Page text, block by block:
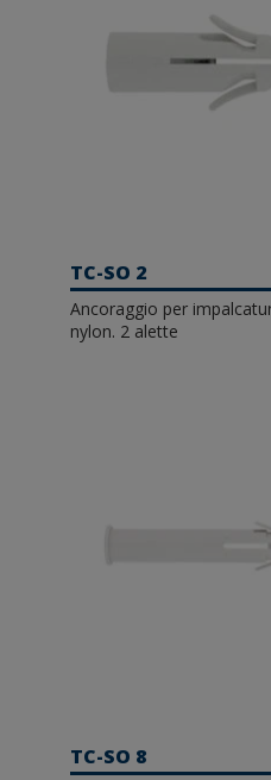
TC-SO 2
Ancoraggio per
nylon. 2 alette
TC-SO 8